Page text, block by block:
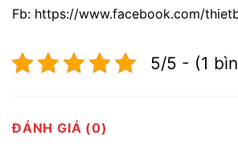
Fb: https://www.facebook.com/
5/5 - (1
ĐÁNH GIÁ (0)